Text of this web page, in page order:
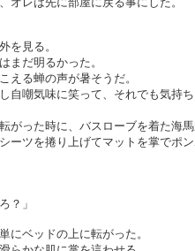
を見る。
まだ明るかった。
る蝉の声が暑そうだ。
嘲気味に笑って、それでも気持
った時に、バスローブを着た海馬
ツを捲り上げてマットを掌でポン
？」
ベッドの上に転がった。